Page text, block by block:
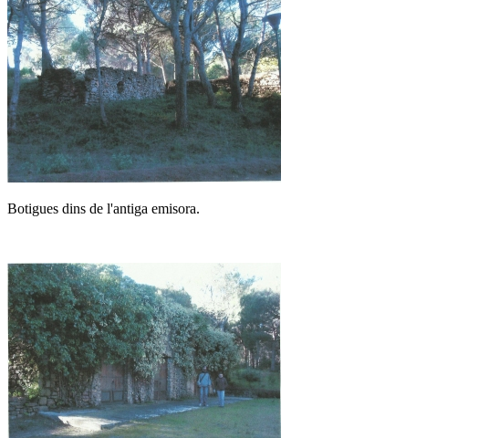
Botigues dins de l'antiga emisora.